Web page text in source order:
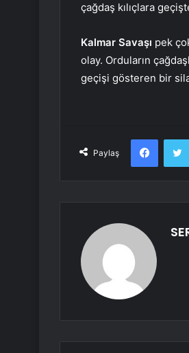
çağdaş kılıçlara
Kalmar Savaşı pek
olay. Orduların
geçişi gösteren bir
Paylaş